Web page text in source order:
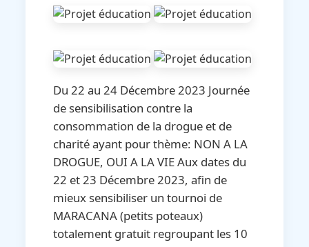
Du 22 au 24 Décembre 2023 Journée
de sensibilisation contre la
consommation de la drogue et de
charité ayant pour thème: NON A LA
DROGUE, OUI A LA VIE Aux dates du
22 et 23 Décembre 2023, afin de
mieux sensibiliser un tournoi de
MARACANA (petits poteaux)
totalement gratuit regroupant les 10